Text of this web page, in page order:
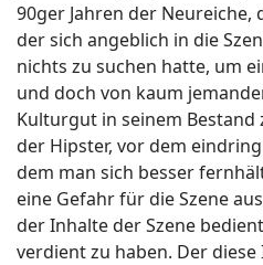
90ger Jahren der
der sich angeblich in die
nichts zu suchen hatte, um
und doch von kaum
Kulturgut in seinem
der Hipster, vor dem
dem man sich besser
eine Gefahr für die Szene
der Inhalte der Szene
verdient zu haben. Der